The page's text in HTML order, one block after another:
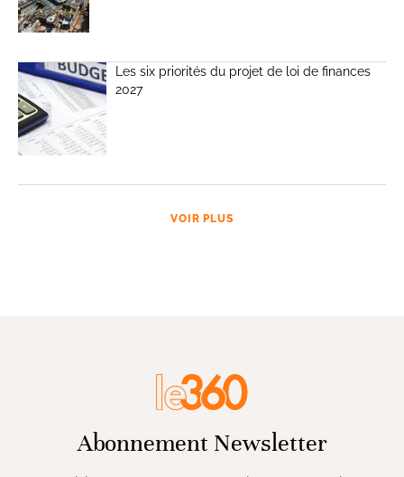
Les six priorités du projet de loi de finances
2027
VOIR PLUS
Abonnement Newsletter